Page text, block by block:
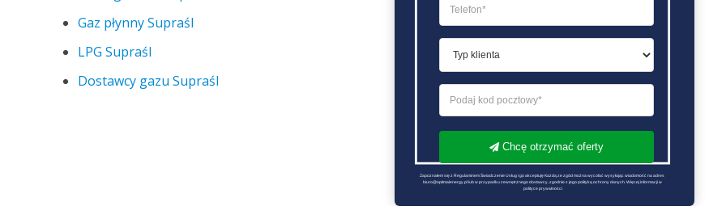
Gaz płynny Supraśl
LPG Supraśl
Dostawcy gazu Supraśl
Chcę otrzymać oferty
Zapoznałem się z Regulaminem Świadczenie Usług i go akceptuję Każdą ze zgód można wycofać wysyłając wiadomość na adres
biuro@optimalenergy.pl lub w przypadku zewnętrznego dostawcy, zgodnie z jego polityką ochrony danych. Więcej informacji w
polityce prywatności